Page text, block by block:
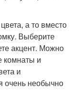
а то вместо
Выберите
акцент. Можно
комнаты и
и
очень необычно